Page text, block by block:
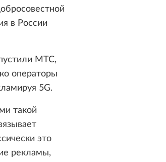
в России
МТС,
операторы
5G.
такой
это
рекламы,